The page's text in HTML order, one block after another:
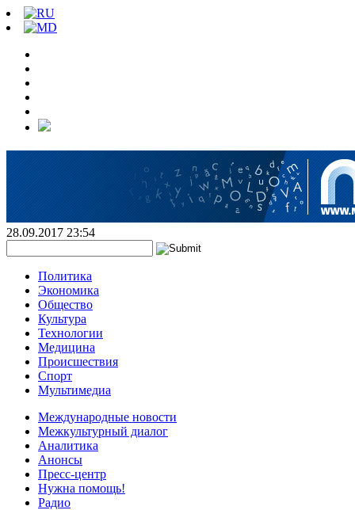
28.09.2017 23:54
Политика
Экономика
Общество
Культура
Технологии
Медицина
Происшествия
Спорт
Мультимедиа
Международные новости
Межкультурный диалог
Аналитика
Анонсы
Пресс-центр
Нужна помощь!
Радио